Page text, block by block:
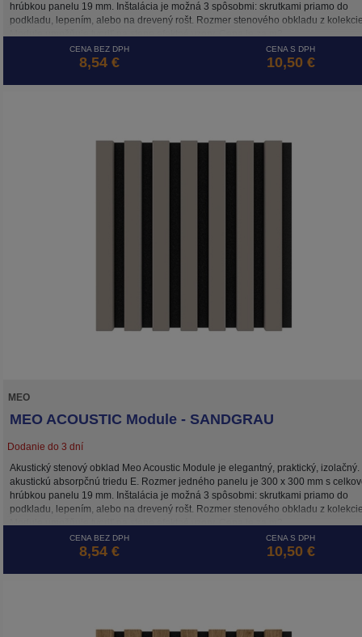
hrúbkou panelu 19 mm. Inštalácia je možná 3 spôsobmi: skrutkami priamo do
podkladu, lepením, alebo na drevený rošt. Rozmer stenového obkladu z
Module umožňuje tvoriť na stene efektné vzory. Cena je za m2.
CENA BEZ DPH
8,54 €
CENA S DPH
10,50 €
MEO
MEO ACOUSTIC Module - SANDGRAU
Dodanie do 3 dní
Akustický stenový obklad Meo Acoustic Module je elegantný, praktický, izolačný.
akustickú absorpčnú triedu E. Rozmer jedného panelu je 300 x 300 mm s
hrúbkou panelu 19 mm. Inštalácia je možná 3 spôsobmi: skrutkami priamo do
podkladu, lepením, alebo na drevený rošt. Rozmer stenového obkladu z
CENA BEZ DPH
8,54 €
CENA S DPH
10,50 €